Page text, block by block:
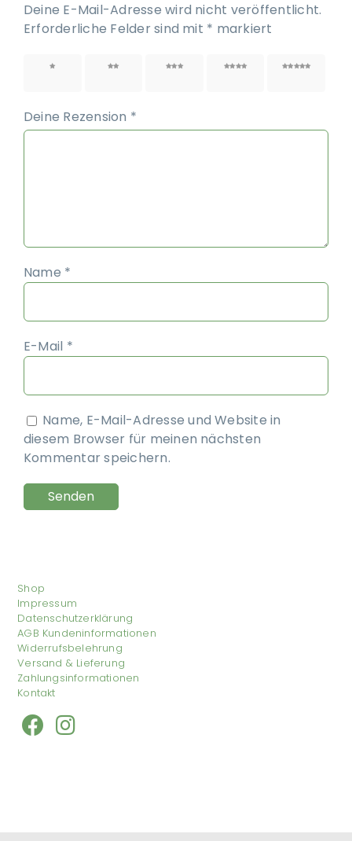
Deine E-Mail-Adresse wird nicht veröffentlicht.
Erforderliche Felder sind mit * markiert
1 von 2 von 3 von 4 von 5 von
Deine Rezension *
Name *
E-Mail *
Name, E-Mail-Adresse und Website in
diesem Browser für meinen nächsten
Kommentar speichern.
Shop
Impressum
Datenschutzerklärung
AGB Kundeninformationen
Widerrufsbelehrung
Versand & Lieferung
Zahlungsinformationen
Kontakt